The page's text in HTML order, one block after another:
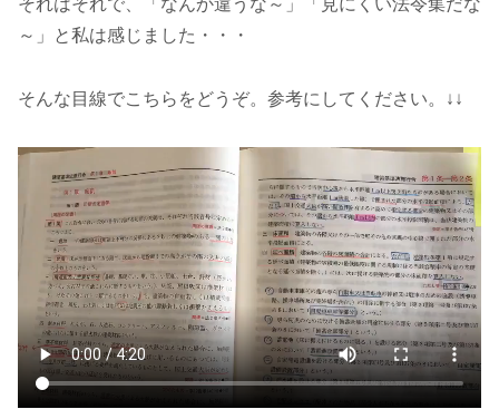
それはそれで、「なんか違うな～」「見にくい法令集だな
～」と私は感じました・・・
そんな目線でこちらをどうぞ。参考にしてください。↓↓